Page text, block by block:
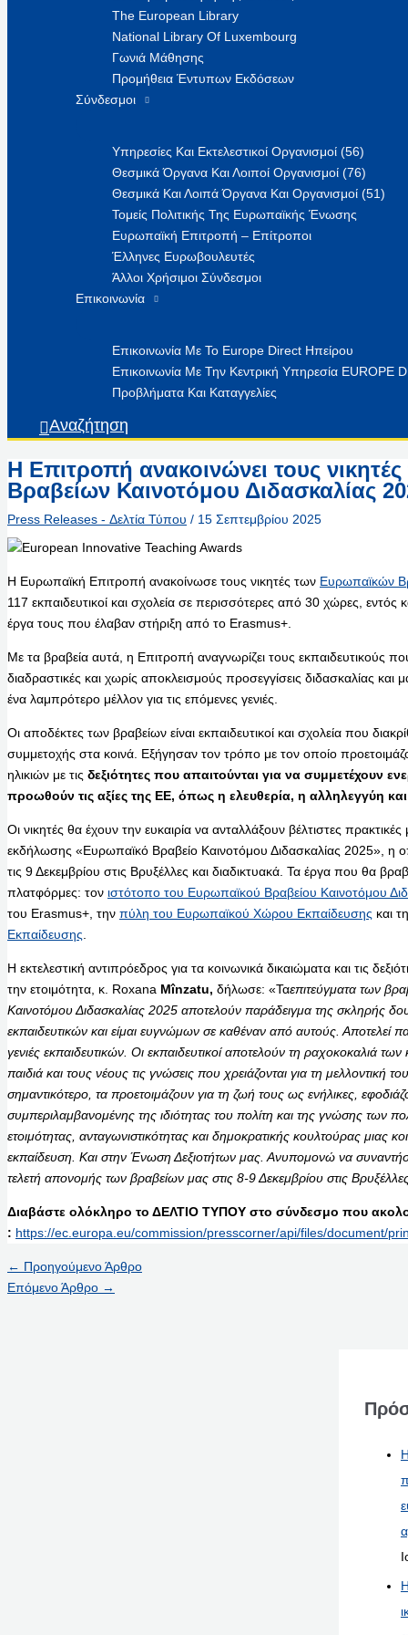
The European Library
National Library Of Luxembourg
Γωνιά Μάθησης
Προμήθεια Έντυπων Εκδόσεων
Σύνδεσμοι
Υπηρεσίες Και Εκτελεστικοί Οργανισμοί (56)
Θεσμικά Όργανα Και Λοιποί Οργανισμοί (76)
Θεσμικά Και Λοιπά Όργανα Και Οργανισμοί (51)
Τομείς Πολιτικής Της Ευρωπαϊκής Ένωσης
Ευρωπαϊκή Επιτροπή – Επίτροποι
Έλληνες Ευρωβουλευτές
Άλλοι Χρήσιμοι Σύνδεσμοι
Επικοινωνία
Επικοινωνία Με Το Europe Direct Ηπείρου
Επικοινωνία Με Την Κεντρική Υπηρεσία EUROPE
Προβλήματα Και Καταγγελίες
Αναζήτηση
Η Επιτροπή ανακοινώνει τους
Βραβείων Καινοτόμου Διδασκαλίας
Press Releases - Δελτία Τύπου / 15 Σεπτεμβρίου 2025
Η Ευρωπαϊκή Επιτροπή ανακοίνωσε τους νικητές των Ευρωπαϊκών
117 εκπαιδευτικοί και σχολεία σε περισσότερες από 30 χώρες, εντός
έργα τους που έλαβαν στήριξη από το Erasmus+.
Με τα βραβεία αυτά, η Επιτροπή αναγνωρίζει τους εκπαιδευτικούς
διαδραστικές και χωρίς αποκλεισμούς προσεγγίσεις διδασκαλίας και
ένα λαμπρότερο μέλλον για τις επόμενες γενιές.
Οι αποδέκτες των βραβείων είναι εκπαιδευτικοί και σχολεία που
συμμετοχής στα κοινά. Εξήγησαν τον τρόπο με τον οποίο
ηλικιών με τις δεξιότητες που απαιτούνται για να συμμετέχουν
προωθούν τις αξίες της ΕΕ, όπως η ελευθερία, η αλληλεγγύη και
Οι νικητές θα έχουν την ευκαιρία να ανταλλάξουν βέλτιστες
εκδήλωσης «Ευρωπαϊκό Βραβείο Καινοτόμου Διδασκαλίας 2025», η
τις 9 Δεκεμβρίου στις Βρυξέλλες και διαδικτυακά. Τα έργα που θα
πλατφόρμες: τον ιστότοπο του Ευρωπαϊκού Βραβείου Καινοτόμου
του Erasmus+, την πύλη του Ευρωπαϊκού Χώρου Εκπαίδευσης και
Εκπαίδευσης
Η εκτελεστική αντιπρόεδρος για τα κοινωνικά δικαιώματα και τις
την ετοιμότητα, κ. Roxana Mînzatu, δήλωσε: «Ταεπιτεύγματα των
Καινοτόμου Διδασκαλίας 2025 αποτελούν παράδειγμα της σκληρής
εκπαιδευτικών και είμαι ευγνώμων σε καθέναν από αυτούς. Αποτελεί
γενιές εκπαιδευτικών. Οι εκπαιδευτικοί αποτελούν τη ραχοκοκαλιά
παιδιά και τους νέους τις γνώσεις που χρειάζονται για τη μελλοντική
σημαντικότερο, τα προετοιμάζουν για τη ζωή τους ως ενήλικες,
συμπεριλαμβανομένης της ιδιότητας του πολίτη και της γνώσης των
ετοιμότητας, ανταγωνιστικότητας και δημοκρατικής κουλτούρας μιας
εκπαίδευση. Και στην Ένωση Δεξιοτήτων μας. Ανυπομονώ να
τελετή απονομής των βραβείων μας στις 8-9 Δεκεμβρίου στις
Διαβάστε ολόκληρο το ΔΕΛΤΙΟ ΤΥΠΟΥ στο σύνδεσμο που
: https://ec.europa.eu/commission/presscorner/api/files/document/
← Προηγούμενο Άρθρο
Επόμενο Άρθρο →